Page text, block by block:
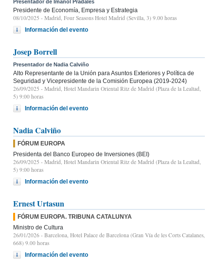
Presentador de Imanol Pradales
Presidente de Economía, Empresa y Estrategia
08/10/2025 - Madrid, Four Seasons Hotel Madrid (Sevilla, 3) 9.00 horas
Información del evento
Josep Borrell
Presentador de Nadia Calviño
Alto Representante de la Unión para Asuntos Exteriores y Política de
Seguridad y Vicepresidente de la Comisión Europea (2019-2024)
26/09/2025 - Madrid, Hotel Mandarin Oriental Ritz de Madrid (Plaza de la Lealtad,
5) 9:00 horas
Información del evento
Nadia Calviño
FÓRUM EUROPA
Presidenta del Banco Europeo de Inversiones (BEI)
26/09/2025 - Madrid, Hotel Mandarin Oriental Ritz de Madrid (Plaza de la Lealtad,
5) 9:00 horas
Información del evento
Ernest Urtasun
FÓRUM EUROPA. TRIBUNA CATALUNYA
Ministro de Cultura
26/01/2026 - Barcelona, Hotel Palace de Barcelona (Gran Vía de les Corts Catalanes,
668) 9.00 horas
Información del evento